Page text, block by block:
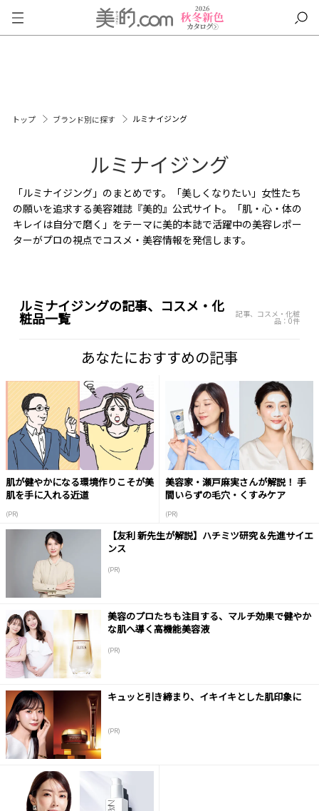
トップ ブランド別に探す ルミナイジング
ルミナイジング
「ルミナイジング」のまとめです。「美しくなりたい」女性たち
の願いを追求する美容雑誌『美的』公式サイト。「肌・心・体の
キレイは自分で磨く」をテーマに美的本誌で活躍中の美容レポー
ターがプロの視点でコスメ・美容情報を発信します。
ルミナイジングの記事、コスメ・化
粧品一覧 記事、コスメ・化粧
品：0件
あなたにおすすめの記事
肌が健やかになる環境作りこそが美
肌を手に入れる近道
(PR)
美容家・瀬戸麻実さんが解説！ 手
間いらずの毛穴・くすみケア
(PR)
【友利 新先生が解説】ハチミツ研究＆先進サイエ
ンス
(PR)
美容のプロたちも注目する、マルチ効果で健やか
な肌へ導く高機能美容液
(PR)
キュッと引き締まり、イキイキとした肌印象に
(PR)